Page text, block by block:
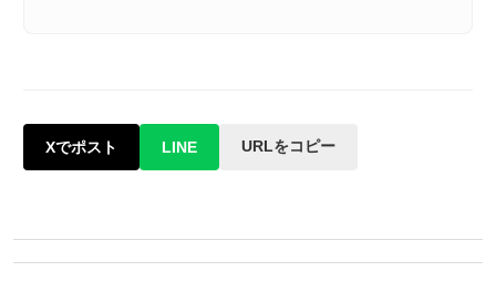
Xでポスト LINE URLをコピー